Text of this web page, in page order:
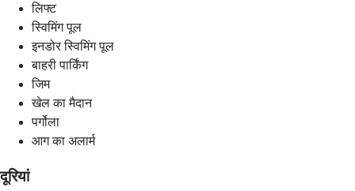
लिफ्ट
स्विमिंग पूल
इनडोर स्विमिंग पूल
बाहरी पार्किंग
जिम
खेल का मैदान
पर्गोला
आग का अलार्म
दूरियां